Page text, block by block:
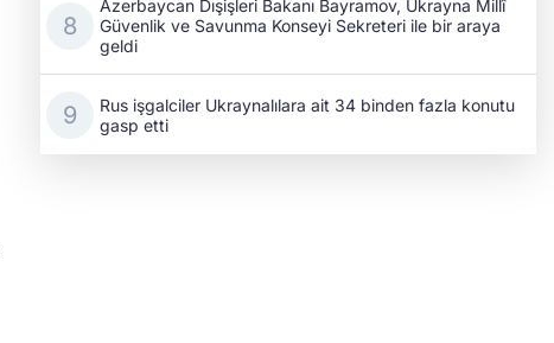
Azerbaycan Dışişleri Bakanı Bayramov, Ukrayna Millî
Güvenlik ve Savunma Konseyi Sekreteri ile bir araya
geldi
Rus işgalciler Ukraynalılara ait 34 binden fazla konutu
gasp etti